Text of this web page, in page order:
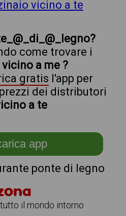
vicino a te
come trovare i
a me ?
gratis l'app per
dei distributori
a te
app
ponte di legno
il mondo intorno